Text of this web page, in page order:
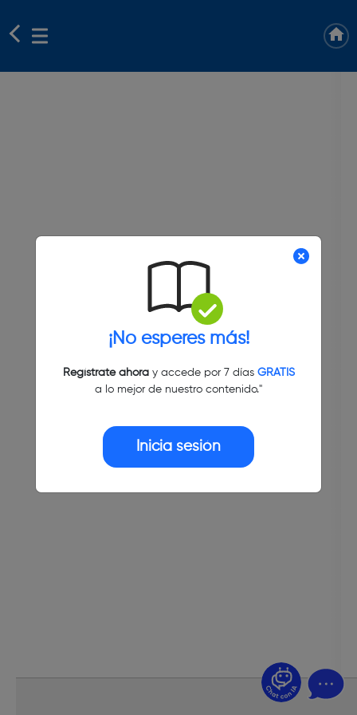
¡No esperes más!
Regístrate ahoray accede por 7 días GRATIS
a lo mejor de nuestro contenido."
Inicia sesión